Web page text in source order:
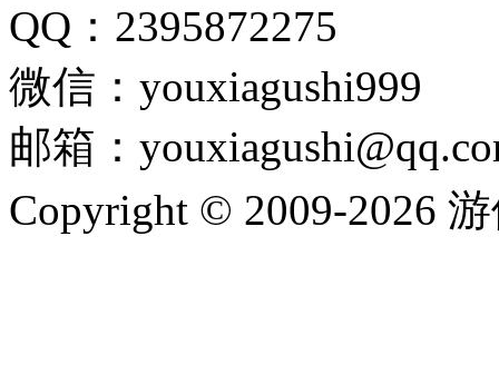
QQ：2395872275
微信：youxiagushi999
邮箱：
Copyright © 2009-2026